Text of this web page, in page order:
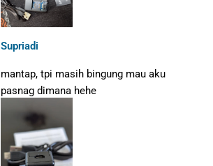
Supriadi
mantap, tpi masih bingung mau aku
pasnag dimana hehe